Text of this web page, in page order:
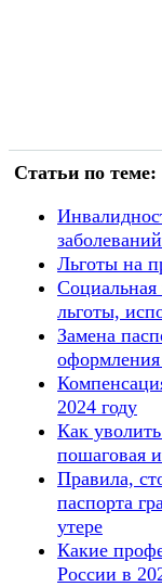
Статьи по теме:
Льготы на
Социальная
льготы,
Замена
2024 году
Как
пошаговая
Правила,
паспорта
утере
Какие
России в